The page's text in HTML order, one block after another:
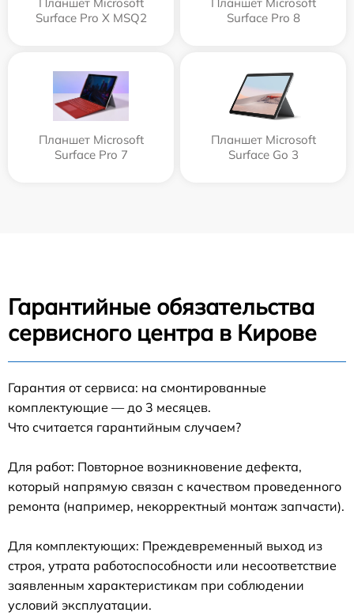
Surface Pro X MSQ2
Surface Pro 8
Планшет Microsoft
Surface Pro 7
Планшет Microsoft
Surface Go 3
Гарантийные обязательства
сервисного центра в Кирове
Гарантия от сервиса: на смонтированные
комплектующие — до 3 месяцев.
Что считается гарантийным случаем?
Для работ: Повторное возникновение дефекта,
который напрямую связан с качеством проведенного
ремонта (например, некорректный монтаж запчасти).
Для комплектующих: Преждевременный выход из
строя, утрата работоспособности или несоответствие
заявленным характеристикам при соблюдении
условий эксплуатации.